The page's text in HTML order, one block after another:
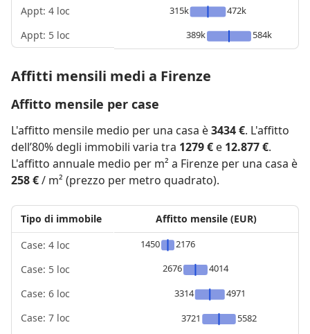
Appt: 4 loc
Appt: 5 loc
315k
472k
389k
584k
Affitti mensili medi a Firenze
Affitto mensile per case
L'affitto mensile medio per una casa è3434 €. L'affitto
dell’80% degli immobili varia tra 1279 € e 12.877 €.
L'affitto annuale medio per m² a Firenze per una casa è
258 €/ m² (prezzo per metro quadrato).
Tipo di immobile
Case: 4 loc
Case: 5 loc
Case: 6 loc
Case: 7 loc
Affitto mensile (EUR)
1450
2176
2676
4014
3314
4971
3721
5582